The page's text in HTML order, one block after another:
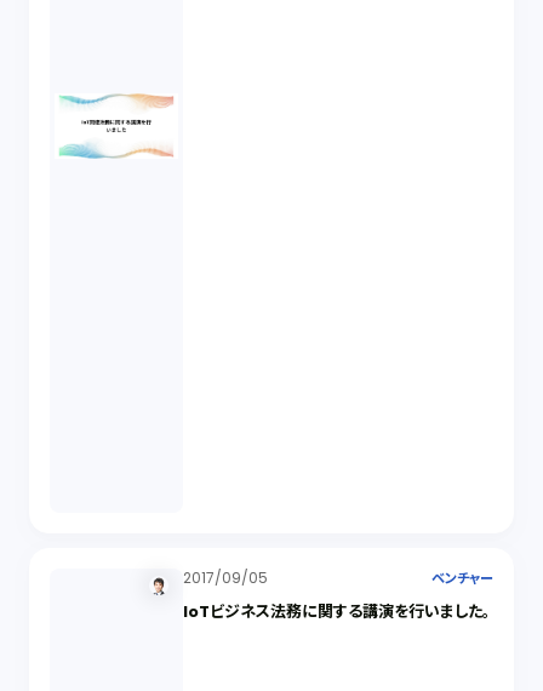
2017/09/05 ベンチャー
IoTビジネス法務に関する講演を行いました。